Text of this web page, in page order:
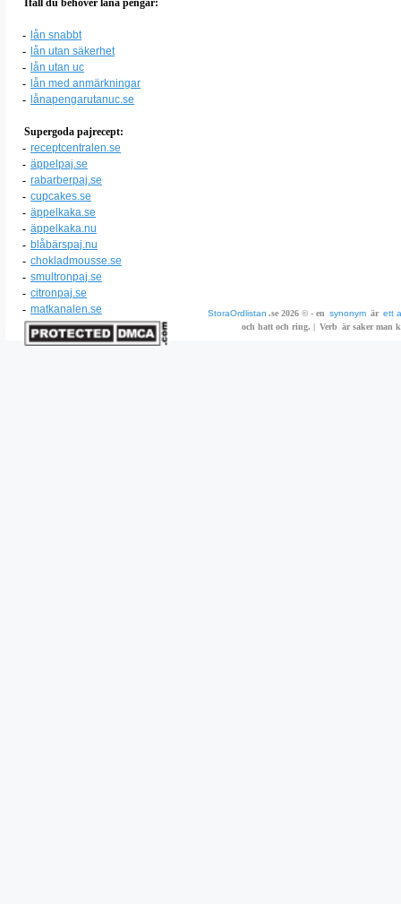
Ifall du behöver låna pengar:
- lån snabbt
- lån utan säkerhet
- lån utan uc
- lån med anmärkningar
- lånapengarutanuc.se
Supergoda pajrecept:
- receptcentralen.se
- äppelpaj.se
- rabarberpaj.se
- cupcakes.se
- äppelkaka.se
- äppelkaka.nu
- blåbärspaj.nu
- chokladmousse.se
- smultronpaj.se
- citronpaj.se
- matkanalen.se StoraOrdlistan .se 2026 © - en synonym är ett
och hatt och ring. | Verb är saker man